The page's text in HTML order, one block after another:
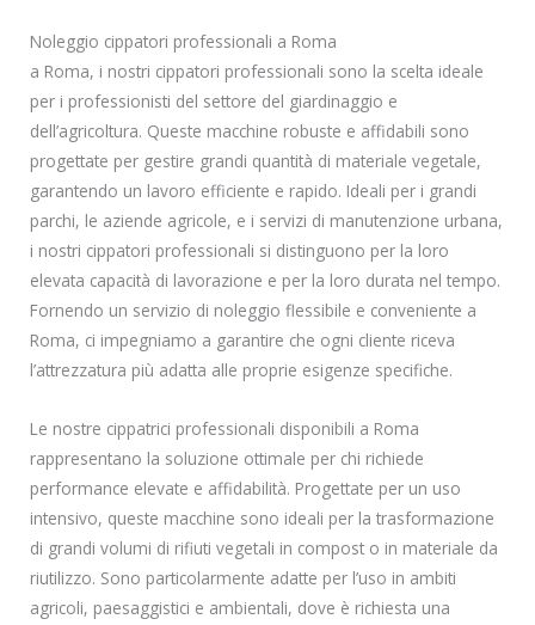
Noleggio cippatori professionali a Roma
a Roma, i nostri cippatori professionali sono la scelta ideale
per i professionisti del settore del giardinaggio e
dell’agricoltura. Queste macchine robuste e affidabili sono
progettate per gestire grandi quantità di materiale vegetale,
garantendo un lavoro efficiente e rapido. Ideali per i grandi
parchi, le aziende agricole, e i servizi di manutenzione urbana,
i nostri cippatori professionali si distinguono per la loro
elevata capacità di lavorazione e per la loro durata nel tempo.
Fornendo un servizio di noleggio flessibile e conveniente a
Roma, ci impegniamo a garantire che ogni cliente riceva
l’attrezzatura più adatta alle proprie esigenze specifiche.
Le nostre cippatrici professionali disponibili a Roma
rappresentano la soluzione ottimale per chi richiede
performance elevate e affidabilità. Progettate per un uso
intensivo, queste macchine sono ideali per la trasformazione
di grandi volumi di rifiuti vegetali in compost o in materiale da
riutilizzo. Sono particolarmente adatte per l’uso in ambiti
agricoli, paesaggistici e ambientali, dove è richiesta una